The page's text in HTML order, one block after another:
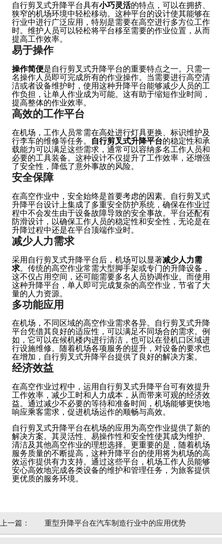
自行剪叉式升降平台具有小巧灵活的特点，可以在拥挤、
狭窄的机场环境中轻松移动。这种平台的设计使其能够在
行业中进行广泛应用，特别是需要在高空进行多方位工作
时。维护人员可以轻松将平台移至需要的作业位置，从而
提高工作效率。
易于操作
操作简便是自行剪叉式升降平台的重要特点之一。只需一
名操作人员即可完成所有的作业操作。当需要进行高空清
洁或者设备维护时，使用这种升降平台能够减少人员的工
作负担，让单人作业成为可能。这有助于缩短作业时间，
提高整体的作业效率。
高效的工作平台
在机场，工作人员常需在高处进行灯具更换、标识维护及
行李车的维修等任务。
自行剪叉式升降平台的稳定性和承
载能力可以满足这些需求，通常可以容纳多名工作人员和
必要的工具装备。这种设计不仅提升了工作效率，还增强
了安全性，降低了意外事故的风险。
安全保障
在高空作业中，安全始终是首要考虑的因素。自行剪叉式
升降平台设计上集成了多重安全防护系统，确保在作业过
程中不会发生由于设备故障导致的安全事故。平台还配有
防滑设计，以确保工作人员的稳定性和安全性，无论是在
升降过程中还是在平台顶端作业时。
减少人力需求
采用自行剪叉式升降平台后，机场可以显著减少人力需
求。传统的高空作业常需大型脚手架或专门的升降设备，
这不仅占用空间，还可能需要多名人员协调作业。而使用
这种升降平台，单人即可完成复杂的高空作业，节省了大
量的人力资源。
多功能应用
在机场，不同区域的高空作业需求各异。自行剪叉式升降
平台凭借其良好的适应性，可以满足不同场合的需求。例
如，它可以在候机楼内进行清洁，也可以在登机口区域进
行设施维修。随着机场各项服务的提升，对设备的要求也
在增加，自行剪叉式升降平台提供了良好的解决方案。
经济效益
在高空作业过程中，运用自行剪叉式升降平台可有效提升
工作效率，减少工时和人力成本，从而带来可观的经济效
益。通过减少不必要的等待和准备时间，机场能够更快地
响应乘客需求，促进机场运作的顺畅与高效。
自行剪叉式升降平台在机场的应用为高空作业提供了新的
解决方案。其灵活性、易操作性和安全性使其成为维护、
清洁及其他高空作业的理想选择。更重要的是，随着机场
服务质量的不断提高，这种升降平台的使用将为机场的高
效运作提供有力支持。通过这些平台，机场工作人员能够
安心高效地完成各类设备的维护和管理任务，为旅客提供
更优质的服务环境。
上一篇： 重型升降平台在汽车制造行业中的应用优势